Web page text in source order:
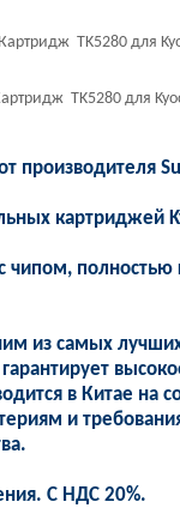
TK5280 для
TK5280 для
производителя
картриджей
полностью
из самых
в Китае на
и
С НДС 20%.